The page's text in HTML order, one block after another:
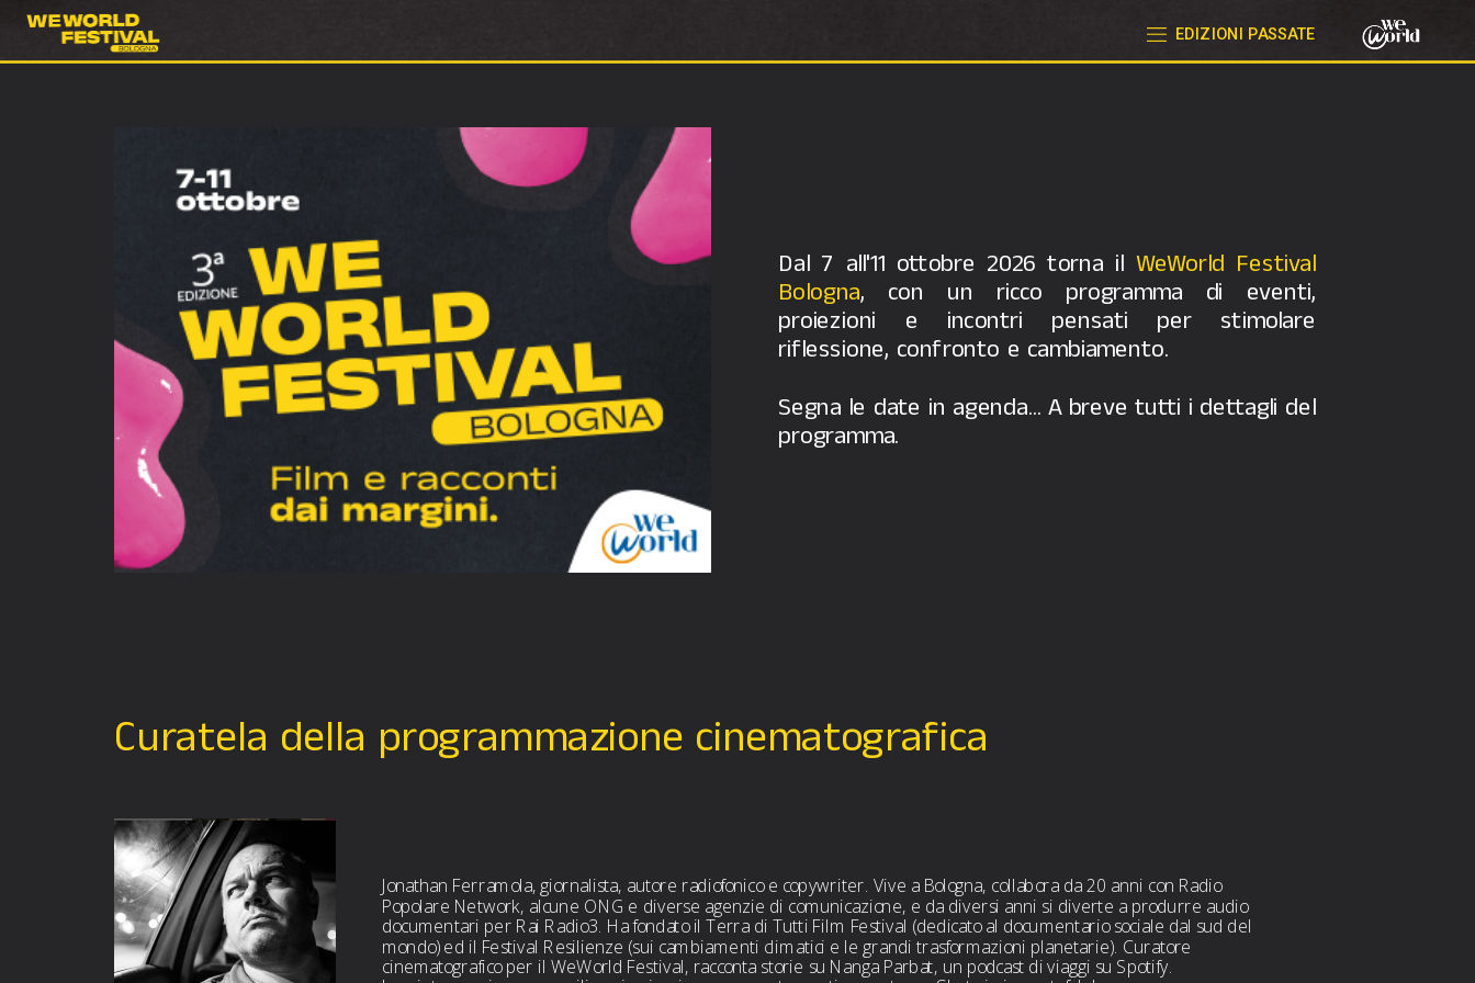
EDIZIONI PASSATE
Dal 7 all'11 ottobre 2026 torna il WeWorld Festival
Bologna, con un ricco programma di eventi,
proiezioni e incontri pensati per stimolare
riflessione, confronto e cambiamento.
Segna le date in agenda… A breve tutti i dettagli del
programma.
Curatela della programmazione cinematografica
Jonathan Ferramola, giornalista, autore radiofonico e copywriter. Vive a Bologna, collabora da 20 anni con Radio
Popolare Network, alcune ONG e diverse agenzie di comunicazione, e da diversi anni si diverte a produrre audio
documentari per Rai Radio3. Ha fondato il Terra di Tutti Film Festival (dedicato al documentario sociale dal sud del
mondo) ed il Festival Resilienze (sui cambiamenti climatici e le grandi trasformazioni planetarie). Curatore
cinematografico per il WeWorld Festival, racconta storie su Nanga Parbat, un podcast di viaggi su Spotify.